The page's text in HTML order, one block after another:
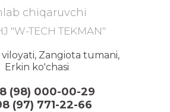
chiqaruvchi
"W-TECH TEKMAN"
Zangiota tumani,
Erkin ko'chasi
(98) 000-00-29
(97) 771-22-66